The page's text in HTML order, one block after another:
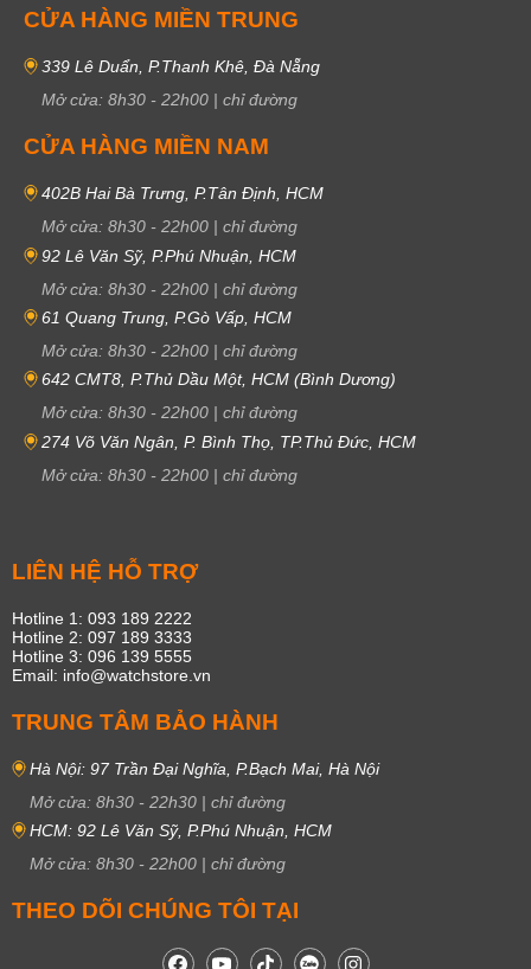
CỬA HÀNG MIỀN TRUNG
339 Lê Duẩn, P.Thanh Khê, Đà Nẵng
Mở cửa: 8h30 - 22h00 | chỉ đường
CỬA HÀNG MIỀN NAM
402B Hai Bà Trưng, P.Tân Định, HCM
Mở cửa: 8h30 - 22h00 | chỉ đường
92 Lê Văn Sỹ, P.Phú Nhuận, HCM
Mở cửa: 8h30 - 22h00 | chỉ đường
61 Quang Trung, P.Gò Vấp, HCM
Mở cửa: 8h30 - 22h00 | chỉ đường
642 CMT8, P.Thủ Dầu Một, HCM (Bình Dương)
Mở cửa: 8h30 - 22h00 | chỉ đường
274 Võ Văn Ngân, P. Bình Thọ, TP.Thủ Đức, HCM
Mở cửa: 8h30 - 22h00 | chỉ đường
LIÊN HỆ HỖ TRỢ
Hotline 1: 093 189 2222
Hotline 2: 097 189 3333
Hotline 3: 096 139 5555
Email: info@watchstore.vn
TRUNG TÂM BẢO HÀNH
Hà Nội: 97 Trần Đại Nghĩa, P.Bạch Mai, Hà Nội
Mở cửa: 8h30 - 22h30 | chỉ đường
HCM: 92 Lê Văn Sỹ, P.Phú Nhuận, HCM
Mở cửa: 8h30 - 22h00 | chỉ đường
THEO DÕI CHÚNG TÔI TẠI